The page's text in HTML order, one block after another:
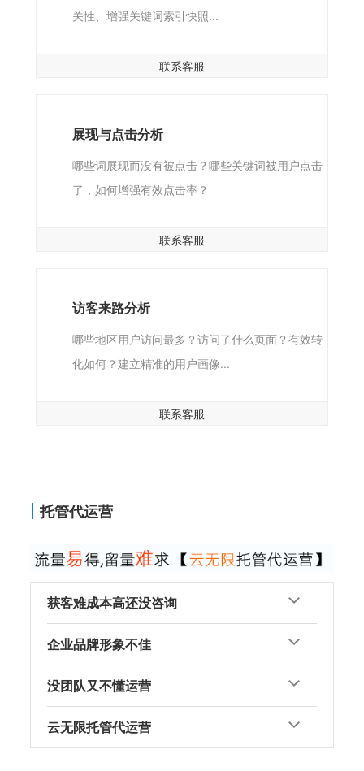
关性、增强关键词索引快照...
联系客服
展现与点击分析
哪些词展现而没有被点击？哪些关键词被用户点击
了，如何增强有效点击率？
联系客服
访客来路分析
哪些地区用户访问最多？访问了什么页面？有效转
化如何？建立精准的用户画像...
联系客服
托管代运营
获客难成本高还没咨询
企业品牌形象不佳
没团队又不懂运营
云无限托管代运营